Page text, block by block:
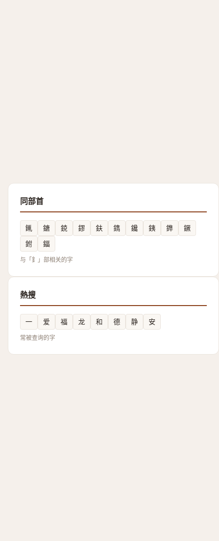
同部首
錷 鎕 鋴 鏐 鈇 鐫 鑱 銕 鎨
鐝
鉜
鍢
与「釒」部相关的字
熱搜
一 爱 福 龙 和 德 静 安
常被查询的字